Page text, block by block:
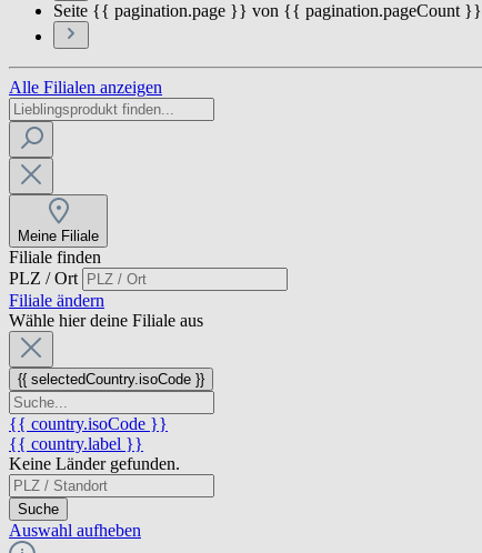
Seite {{ pagination.page }} von {{ pagination.pageCount }}
Alle Filialen anzeigen
Meine Filiale
Filiale finden
PLZ / Ort
Filiale ändern
Wähle hier deine Filiale aus
{{ selectedCountry.isoCode }}
{{ country.isoCode }}
{{ country.label }}
Keine Länder gefunden.
Suche
Auswahl aufheben